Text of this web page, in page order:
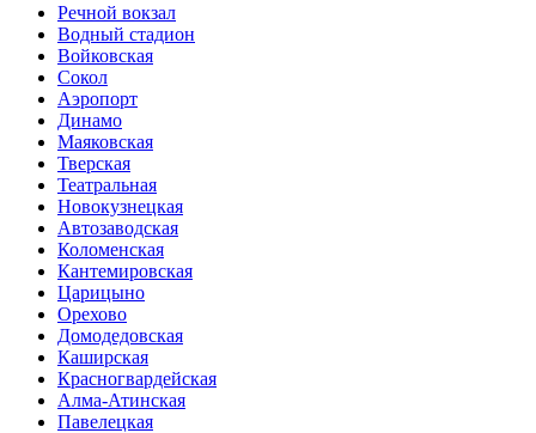
Речной вокзал
Водный стадион
Войковская
Сокол
Аэропорт
Динамо
Маяковская
Тверская
Театральная
Новокузнецкая
Автозаводская
Коломенская
Кантемировская
Царицыно
Орехово
Домодедовская
Каширская
Красногвардейская
Алма-Атинская
Павелецкая